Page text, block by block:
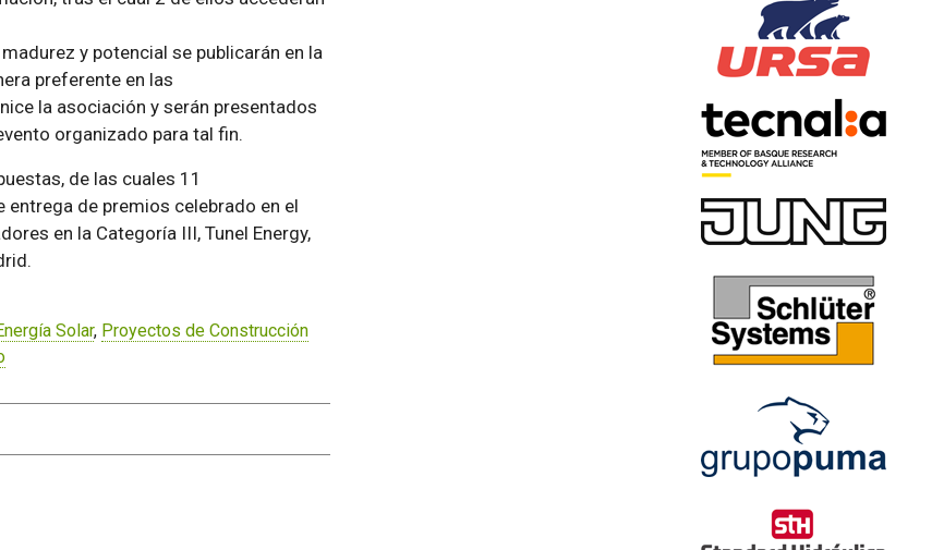
y potencial se publicarán en la
preferente en las
la asociación y serán presentados
organizado para tal fin.
de las cuales 11
de premios celebrado en el
en la Categoría III, Tunel Energy,
Solar, Proyectos de Construcción